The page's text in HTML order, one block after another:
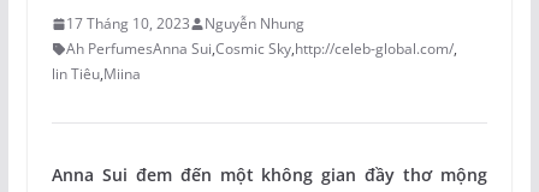
17 Tháng 10, 2023
Nguyễn Nhung
Ah PerfumesAnna Sui,Cosmic Sky,http://celeb-global.com/,
lin Tiêu,Miina
Anna Sui đem đến một không gian đầy thơ mộng